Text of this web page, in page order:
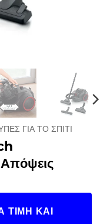
ΓΙΑ ΤΟ ΣΠΊΤΙ
ΤΙΜΉ ΚΑΙ